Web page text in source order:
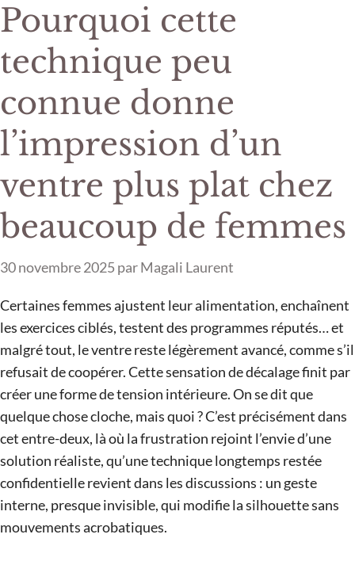
Pourquoi cette
technique peu
connue donne
l’impression d’un
ventre plus plat chez
beaucoup de femmes
30 novembre 2025parMagali Laurent
Certaines femmes ajustent leur alimentation, enchaînent
les exercices ciblés, testent des programmes réputés… et
malgré tout, le ventre reste légèrement avancé, comme s’il
refusait de coopérer. Cette sensation de décalage finit par
créer une forme de tension intérieure. On se dit que
quelque chose cloche, mais quoi ? C’est précisément dans
cet entre-deux, là où la frustration rejoint l’envie d’une
solution réaliste, qu’une technique longtemps restée
confidentielle revient dans les discussions : un geste
interne, presque invisible, qui modifie la silhouette sans
mouvements acrobatiques.